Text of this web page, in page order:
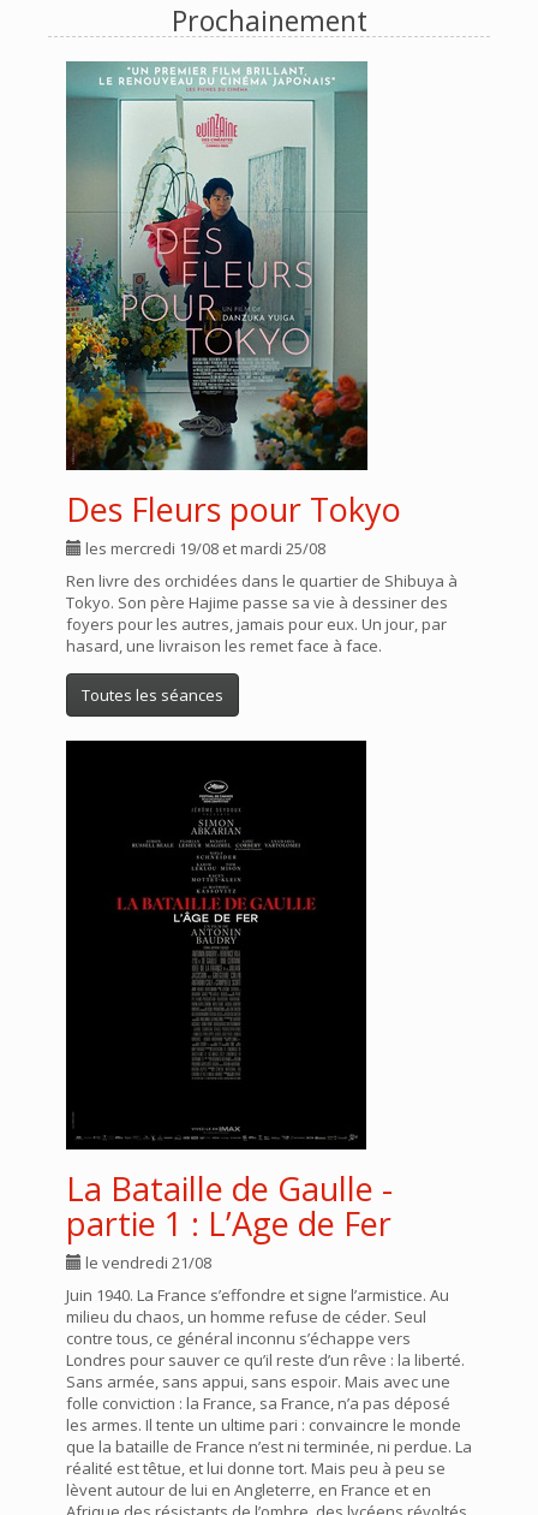
Prochainement
Des Fleurs pour Tokyo
les mercredi 19/08 et mardi 25/08
Ren livre des orchidées dans le quartier de Shibuya à
Tokyo. Son père Hajime passe sa vie à dessiner des
foyers pour les autres, jamais pour eux. Un jour, par
hasard, une livraison les remet face à face.
Toutes les séances
La Bataille de Gaulle -
partie 1 : L’Age de Fer
le vendredi 21/08
Juin 1940. La France s’effondre et signe l’armistice. Au
milieu du chaos, un homme refuse de céder. Seul
contre tous, ce général inconnu s’échappe vers
Londres pour sauver ce qu’il reste d’un rêve : la liberté.
Sans armée, sans appui, sans espoir. Mais avec une
folle conviction : la France, sa France, n’a pas déposé
les armes. Il tente un ultime pari : convaincre le monde
que la bataille de France n’est ni terminée, ni perdue. La
réalité est têtue, et lui donne tort. Mais peu à peu se
lèvent autour de lui en Angleterre, en France et en